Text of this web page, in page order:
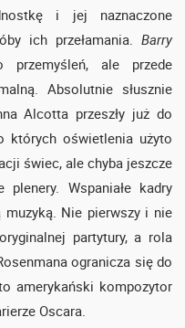
i jej naznaczone
ich przełamania. Barry
przemyśleń, ale przede
Absolutnie słusznie
Alcotta przeszły już do
których oświetlenia użyto
świec, ale chyba jeszcze
Wspaniałe kadry
muzyką. Nie pierwszy i nie
partytury, a rola
ogranicza się do
amerykański kompozytor
Oscara.